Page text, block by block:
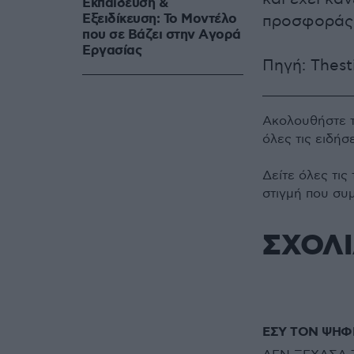
προσφοράς
Πηγή:
Εξειδίκευση: Το Mοντέλο
που σε Bάζει στην Aγορά
Eργασίας
Ακολουθήστε
όλες τις
Δείτε όλες τις
στιγμή που
ΕΣΥ ΤΟΝ